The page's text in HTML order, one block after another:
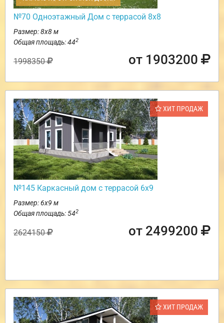
№70 Одноэтажный Дом с террасой 8х8
Размер: 8х8 м
Общая площадь: 442
1998350 от 1903200
ХИТ ПРОДАЖ
№145 Каркасный дом с террасой 6х9
Размер: 6х9 м
Общая площадь: 542
2624150 от 2499200
ХИТ ПРОДАЖ